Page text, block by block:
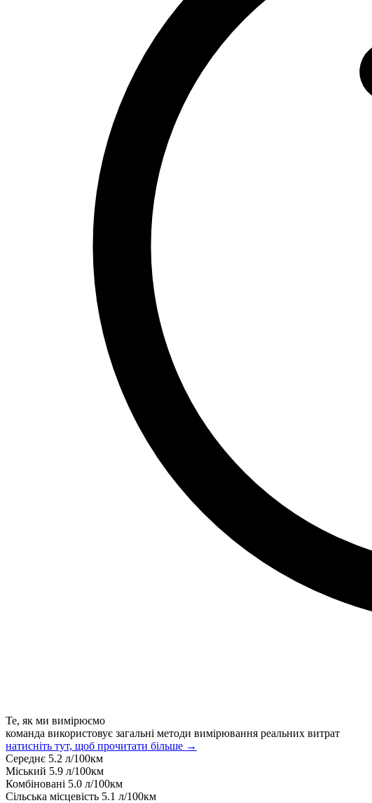
Те, як ми вимірюємо
команда використовує загальні методи вимірювання реальних витрат
натисніть тут, щоб прочитати більше →
Середнє 5.2 л/100км
Міський 5.9 л/100км
Комбіновані 5.0 л/100км
Сільська місцевість 5.1 л/100км